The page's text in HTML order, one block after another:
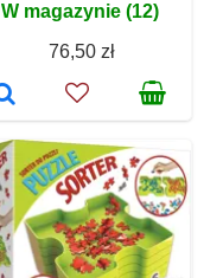
W magazynie (12)
76,50 zł